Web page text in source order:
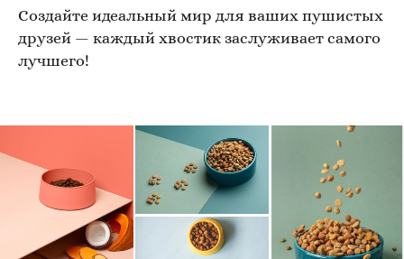
Создайте идеальный мир для ваших пушистых
друзей — каждый хвостик заслуживает самого
лучшего!